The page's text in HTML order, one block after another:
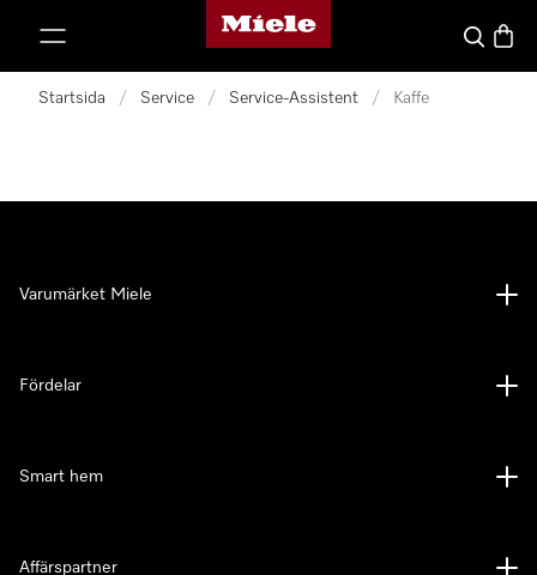
Mieles hemsida
Sök
Startsida / Service / Service-Assistent / Kaffe
Varumärket Miele
Fördelar
Smart hem
Affärspartner